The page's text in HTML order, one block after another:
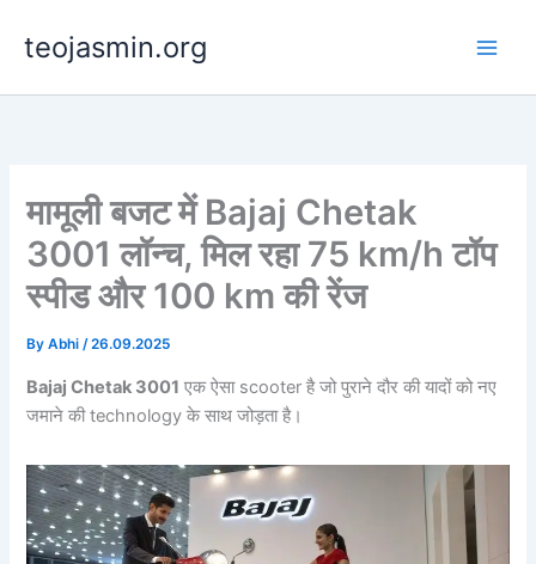
teojasmin.org
मामूली बजट में Bajaj Chetak
3001 लॉन्च, मिल रहा 75 km/h टॉप
स्पीड और 100 km की रेंज
ByAbhi/26.09.2025
Bajaj Chetak 3001 एक ऐसा scooter है जो पुराने दौर की यादों को नए
जमाने की technology के साथ जोड़ता है।